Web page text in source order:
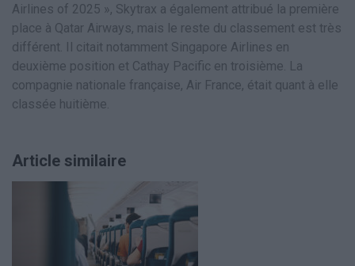
Airlines of 2025 », Skytrax a également attribué la première
place à Qatar Airways, mais le reste du classement est très
différent. Il citait notamment Singapore Airlines en
deuxième position et Cathay Pacific en troisième. La
compagnie nationale française, Air France, était quant à elle
classée huitième.
Article similaire